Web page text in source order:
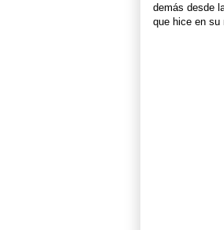
demás desde
que hice en su